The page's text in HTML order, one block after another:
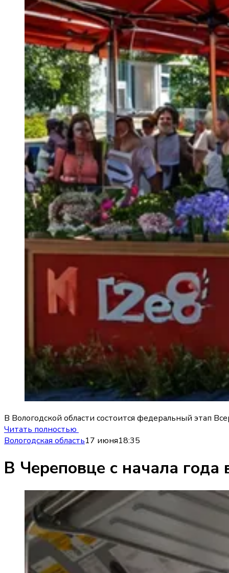
В Вологодской области состоится федеральный этап
Читать полностью
Вологодская область17 июня18:35
В Череповце с начала года